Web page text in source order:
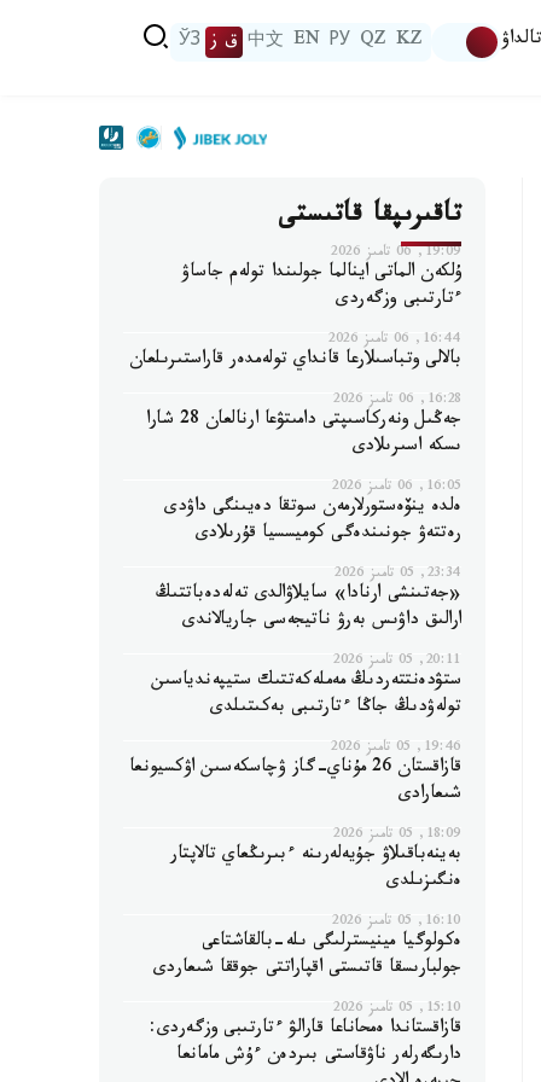
تالداۋ KZ
QZ
РУ
EN
中文 ق ز ЎЗ
تاقىرىپقا قاتىستى
19:09, 06 تامىز 2026
ۇلكەن الماتى اينالما جولىندا تولەم جاساۋ
ءتارتىبى وزگەردى
16:44, 06 تامىز 2026
بالالى وتباسىلارعا قانداي تولەمدەر قاراستىرىلعان
16:28, 06 تامىز 2026
جەڭىل ونەركاسىپتى دامىتۋعا ارنالعان 28 شارا
ىسكە اسىرىلادى
16:05, 06 تامىز 2026
ەلدە ينۆەستورلارمەن سوتقا دەيىنگى داۋدى
رەتتەۋ جونىندەگى كوميسسيا قۇرىلادى
23:34, 05 تامىز 2026
«جەتىنشى ارنادا» سايلاۋالدى تەلەدەباتتىڭ
ارالىق داۋىس بەرۋ ناتيجەسى جاريالاندى
20:11, 05 تامىز 2026
ستۋدەنتتەردىڭ مەملەكەتتىك ستيپەندياسىن
تولەۋدىڭ جاڭا ءتارتىبى بەكىتىلدى
19:46, 05 تامىز 2026
قازاقستان 26 مۇناي-گاز ۋچاسكەسىن اۋكسيونعا
شىعارادى
18:09, 05 تامىز 2026
بەينەباقىلاۋ جۇيەلەرىنە ءبىرىڭعاي تالاپتار
ەنگىزىلدى
16:10, 05 تامىز 2026
ەكولوگيا مينيسترلىگى ىلە-بالقاشتاعى
جولبارىسقا قاتىستى اقپاراتتى جوققا شىعاردى
15:10, 05 تامىز 2026
قازاقستاندا ەمحاناعا قارالۋ ءتارتىبى وزگەردى:
دارىگەرلەر ناۋقاستى بىردەن ءۇش مامانعا